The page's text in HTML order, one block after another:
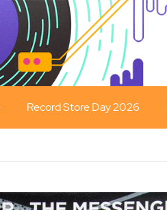
Record Store Day 2026